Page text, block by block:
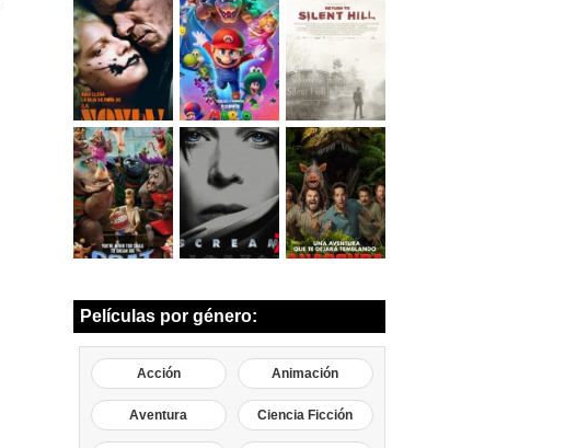
Películas por género:
Acción Animación
Aventura Ciencia Ficción